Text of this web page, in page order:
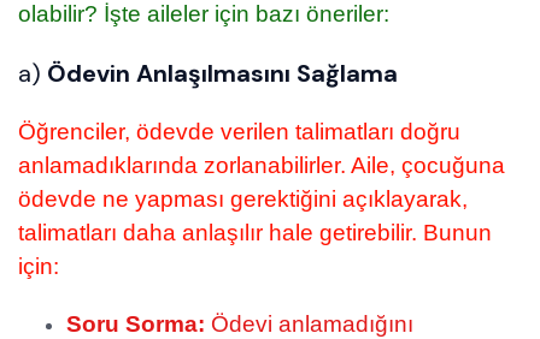
olabilir? İşte aileler için bazı öneriler:
a) Ödevin Anlaşılmasını Sağlama
Öğrenciler, ödevde verilen talimatları doğru
anlamadıklarında zorlanabilirler. Aile, çocuğuna
ödevde ne yapması gerektiğini açıklayarak,
talimatları daha anlaşılır hale getirebilir. Bunun
için:
Soru Sorma: Ödevi anlamadığını